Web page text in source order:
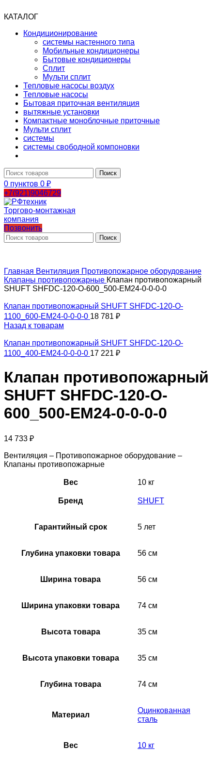
КАТАЛОГ
Кондиционирование
системы настенного типа
Мобильные кондиционеры
Бытовые кондиционеры
Сплит
Мульти сплит
Тепловые насосы воздух
Тепловые насосы
Бытовая приточная вентиляция
вытяжные установки
Компактные моноблочные приточные
Мульти сплит
системы
системы свободной компоновки
Поиск
0 пунктов 0 ₽
+7(921)9046729
Позвонить
Поиск
Главная Вентиляция Противопожарное оборудование
Клапаны противопожарные Клапан противопожарный
SHUFT SHFDC-120-O-600_500-EM24-0-0-0-0
Клапан противопожарный SHUFT SHFDC-120-O-
1100_600-EM24-0-0-0-0 18 781 ₽
Назад к товарам
Клапан противопожарный SHUFT SHFDC-120-O-
1100_400-EM24-0-0-0-0 17 221 ₽
Клапан противопожарный
SHUFT SHFDC-120-O-
600_500-EM24-0-0-0-0
14 733 ₽
Вентиляция – Противопожарное оборудование –
Клапаны противопожарные
Вес 10 кг
Бренд SHUFT
Гарантийный срок 5 лет
Глубина упаковки товара 56 см
Ширина товара 56 см
Ширина упаковки товара 74 см
Высота товара 35 см
Высота упаковки товара 35 см
Глубина товара 74 см
Материал
Оцинкованная
сталь
Вес 10 кг